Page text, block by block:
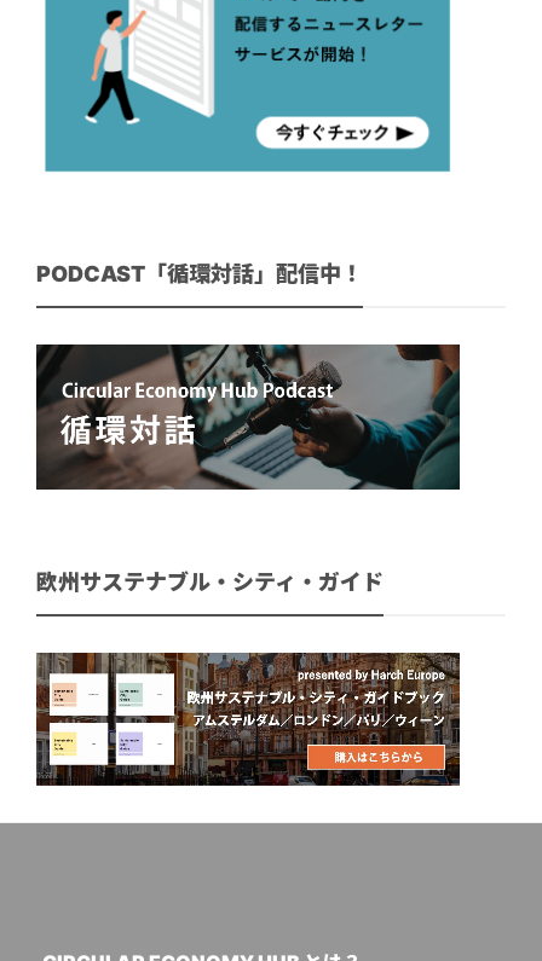
PODCAST「循環対話」配信中！
欧州サステナブル・シティ・ガイド